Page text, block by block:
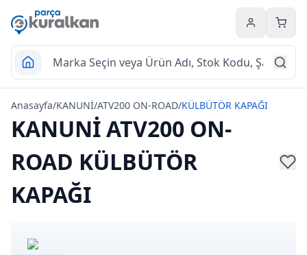
Hesabım
Anasayfa/KANUNİ/ATV200 ON-ROAD/KÜLBÜTÖR KAPAĞI
KANUNİ ATV200 ON-
ROAD KÜLBÜTÖR
KAPAĞI